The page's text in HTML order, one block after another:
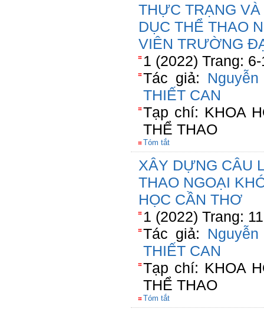
THỰC TRẠNG
DỤC THỂ THAO
VIÊN TRƯỜNG
1 (2022) Trang:
Tác giả:
THIẾT CAN
Tạp chí: KHOA
THỂ THAO
Tóm tắt
XÂY DỰNG CÂU
THAO NGOẠI
HỌC CẦN THƠ
1 (2022) Trang:
Tác giả:
THIẾT CAN
Tạp chí: KHOA
THỂ THAO
Tóm tắt